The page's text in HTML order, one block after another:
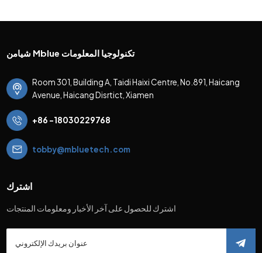
شيامن Mblue تكنولوجيا المعلومات
Room 301, Building A, Taidi Haixi Centre, No.891, Haicang
Avenue, Haicang Disrtict, Xiamen
+86 -18030229768
tobby@mbluetech.com
اشترك
اشترك للحصول على آخر الأخبار ومعلومات المنتجات